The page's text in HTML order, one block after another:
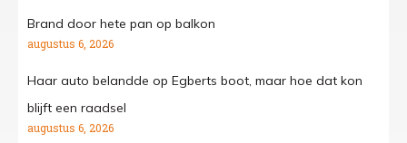
Brand door hete pan op balkon
augustus 6, 2026
Haar auto belandde op Egberts boot, maar hoe dat kon
blijft een raadsel
augustus 6, 2026